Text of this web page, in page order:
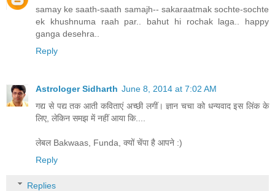
samay ke saath-saath samajh-- sakaraatmak sochte-sochte
ek khushnuma raah par.. bahut hi rochak laga.. happy
ganga desehra..
Reply
Astrologer Sidharth June 8, 2014 at 7:02 AM
गद्य से पद्य तक आती कविताएं अच्‍छी लगीं। ज्ञान चचा को धन्‍यवाद इस लिंक के
लिए, लेकिन समझ में नहीं आया कि....
लेबल Bakwaas, Funda, क्‍यों चेंपा है आपने :)
Reply
Replies